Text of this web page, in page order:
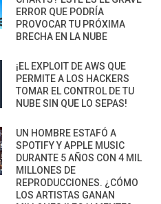
ERROR QUE PODRÍA
PROVOCAR TU PRÓXIMA
BRECHA EN LA NUBE
¡EL EXPLOIT DE AWS QUE
PERMITE A LOS HACKERS
TOMAR EL CONTROL DE TU
NUBE SIN QUE LO SEPAS!
UN HOMBRE ESTAFÓ A
SPOTIFY Y APPLE MUSIC
DURANTE 5 AÑOS CON 4 MIL
MILLONES DE
REPRODUCCIONES. ¿CÓMO
LOS ARTISTAS GANAN